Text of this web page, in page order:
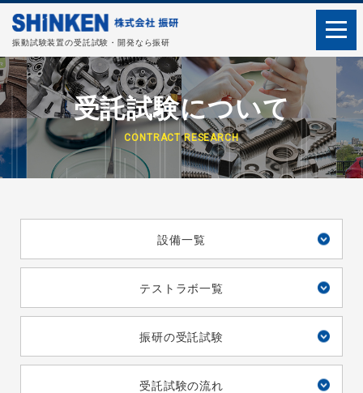
振動試験装置の受託試験・開発なら振研
受託試験について
CONTRACT RESEARCH
設備一覧
テストラボ一覧
振研の受託試験
受託試験の流れ